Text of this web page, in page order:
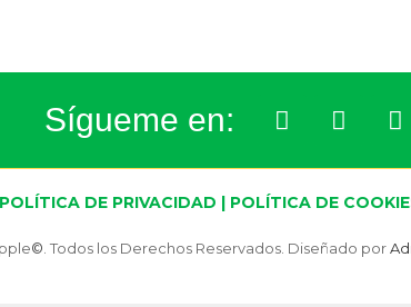
Sígueme en:
POLÍTICA DE PRIVACIDAD | POLÍTICA DE
© . Todos los Derechos Reservados. Diseñado por